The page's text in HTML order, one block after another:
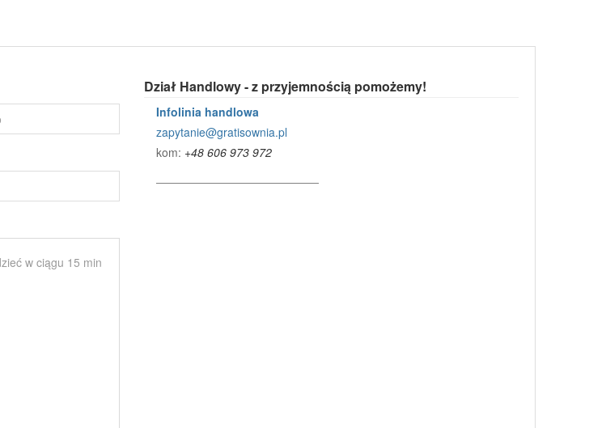
Dział Handlowy - z przyjemnością pomożemy!
Infolinia handlowa
zapytanie@gratisownia.pl
kom: +48 606 973 972